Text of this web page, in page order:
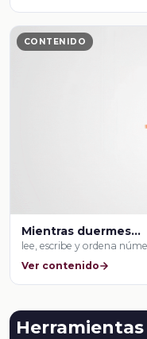
CONTENIDO
Mientras duermes…
lee, escribe y ordena
Ver contenido